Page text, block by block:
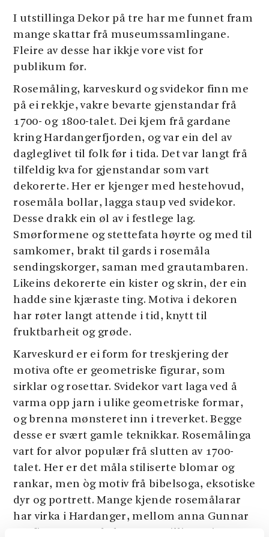
I utstillinga Dekor på tre har me funnet fram
mange skattar frå museumssamlingane.
Fleire av desse har ikkje vore vist for
publikum før.
Rosemåling, karveskurd og svidekor finn me
på ei rekkje, vakre bevarte gjenstandar frå
1700- og 1800-talet. Dei kjem frå gardane
kring Hardangerfjorden, og var ein del av
dagleglivet til folk før i tida. Det var langt frå
tilfeldig kva for gjenstandar som vart
dekorerte. Her er kjenger med hestehovud,
rosemåla bollar, lagga staup ved svidekor.
Desse drakk ein øl av i festlege lag.
Smørformene og stettefata høyrte og med til
samkomer, brakt til gards i rosemåla
sendingskorger, saman med grautambaren.
Likeins dekorerte ein kister og skrin, der ein
hadde sine kjæraste ting. Motiva i dekoren
har røter langt attende i tid, knytt til
fruktbarheit og grøde.
Karveskurd er ei form for treskjering der
motiva ofte er geometriske figurar, som
sirklar og rosettar. Svidekor vart laga ved å
varma opp jarn i ulike geometriske formar,
og brenna mønsteret inn i treverket. Begge
desse er svært gamle teknikkar. Rosemålinga
vart for alvor populær frå slutten av 1700-
talet. Her er det måla stiliserte blomar og
rankar, men òg motiv frå bibelsoga, eksotiske
dyr og portrett. Mange kjende rosemålarar
har virka i Hardanger, mellom anna Gunnar